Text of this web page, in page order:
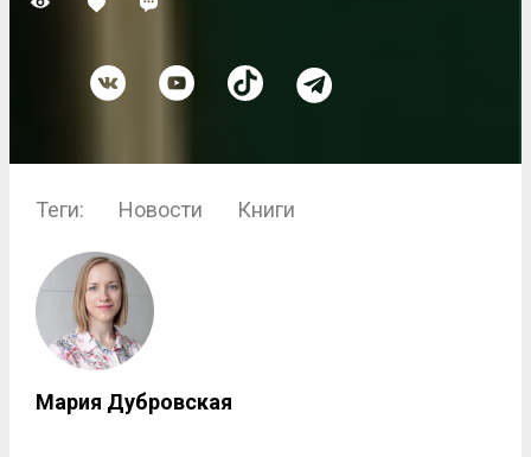
Теги: Новости Книги
Мария Дубровская